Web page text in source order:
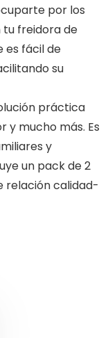
por los
tu freidora de
es fácil de
su
práctica
y mucho más. Es
y
un pack de 2
relación calidad-